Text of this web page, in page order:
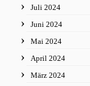
Juli 2024
Juni 2024
Mai 2024
April 2024
März 2024